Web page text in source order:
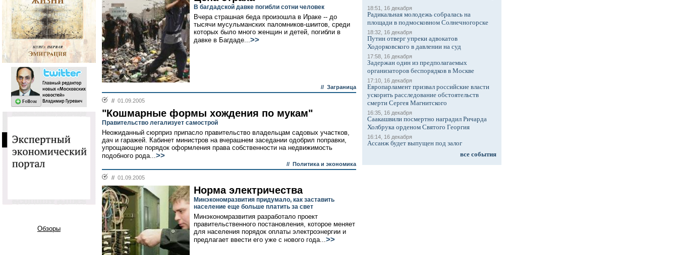
Обзоры
В багдадской давке погибли сотни человек
Вчера страшная беда произошла в Ираке -- до
тысячи мусульманских паломников-шиитов, среди
которых было много женщин и детей, погибли в
давке в Багдаде...>>
// Заграница
// 01.09.2005
"Кошмарные формы хождения по мукам"
Правительство легализует самострой
Неожиданный сюрприз припасло правительство владельцам садовых участков,
дач и гаражей. Кабинет министров на вчерашнем заседании одобрил поправки,
упрощающие порядок оформления права собственности на недвижимость
подобного рода...>>
// Политика и экономика
// 01.09.2005
Норма электричества
Минэкономразвития придумало, как заставить
население еще больше платить за свет
Минэкономразвития разработало проект
правительственного постановления, которое меняет
для населения порядок оплаты электроэнергии и
предлагает ввести его уже с нового года...>>
18:51, 16 декабря
Радикальная молодежь собралась на
площади в подмосковном Солнечногорске
18:32, 16 декабря
Путин отверг упреки адвокатов
Ходорковского в давлении на суд
17:58, 16 декабря
Задержан один из предполагаемых
организаторов беспорядков в Москве
17:10, 16 декабря
Европарламент призвал российские власти
ускорить расследование обстоятельств
смерти Сергея Магнитского
16:35, 16 декабря
Саакашвили посмертно наградил Ричарда
Холбрука орденом Святого Георгия
16:14, 16 декабря
Ассанж будет выпущен под залог
все события